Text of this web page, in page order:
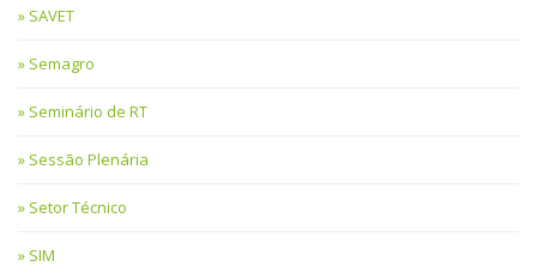
SAVET
Semagro
Seminário de RT
Sessão Plenária
Setor Técnico
SIM